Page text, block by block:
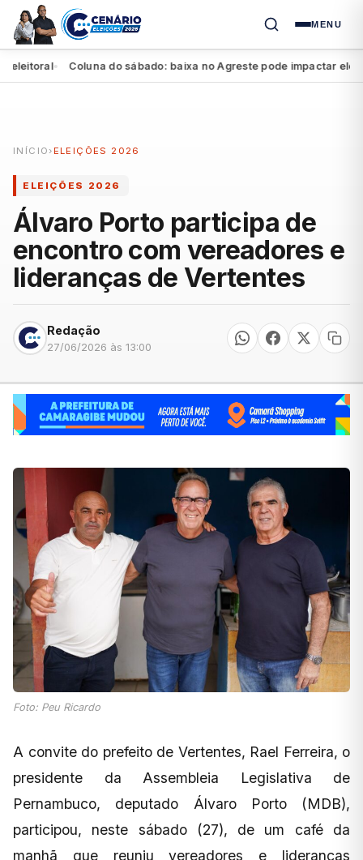
MENU
● Coluna do sábado: baixa no Agreste pode impactar eleição
INÍCIO ›ELEIÇÕES 2026
ELEIÇÕES 2026
Álvaro Porto participa de
encontro com vereadores e
lideranças de Vertentes
Redação
27/06/2026 às 13:00
Foto: Peu Ricardo
A convite do prefeito de Vertentes, Rael Ferreira, o
presidente da Assembleia Legislativa de
Pernambuco, deputado Álvaro Porto (MDB),
participou, neste sábado (27), de um café da
manhã que reuniu vereadores e lideranças